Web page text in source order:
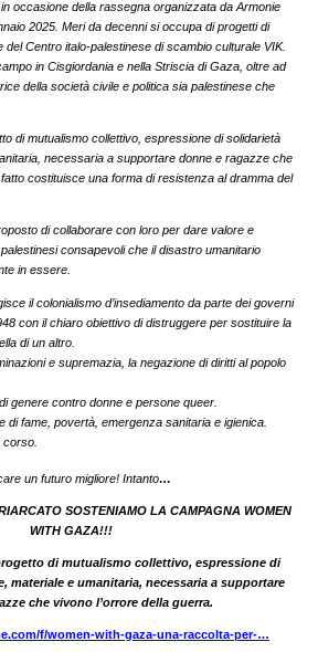
occasione della rassegna organizzata da Armonie
2025. Meri da decenni si occupa di progetti di
Centro italo-palestinese di scambio culturale VIK.
in Cisgiordania e nella Striscia di Gaza, oltre ad
della società civile e politica sia palestinese che
di mutualismo collettivo, espressione di solidarietà
necessaria a supportare donne e ragazze che
costituisce una forma di resistenza al dramma del
di collaborare con loro per dare valore e
consapevoli che il disastro umanitario
in essere.
il colonialismo d’insediamento da parte dei governi
con il chiaro obiettivo di distruggere per sostituire la
di un altro.
e supremazia, la negazione di diritti al popolo
genere contro donne e persone queer.
di fame, povertà, emergenza sanitaria e igienica.
corso.
un futuro migliore! Intanto…
SOSTENIAMO LA CAMPAGNA WOMEN
WITH GAZA!!!
di mutualismo collettivo, espressione di
materiale e umanitaria, necessaria a supportare
che vivono l’orrore della guerra.
f/women-with-gaza-una-raccolta-per-…